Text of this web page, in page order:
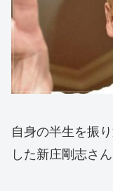
自身の半生を振
した新庄剛志さん